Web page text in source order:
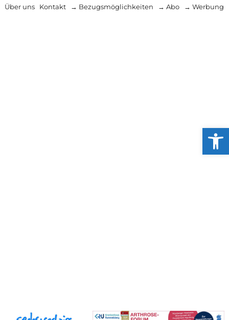
Über uns Kontakt → Bezugsmöglichkeiten → Abo → Werbung